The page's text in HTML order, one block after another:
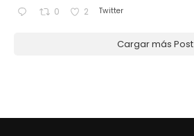
0 2 Twitter
Cargar más Post